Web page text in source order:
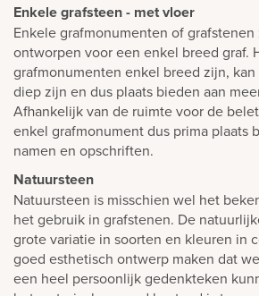
Enkele grafsteen - met vloer
Enkele grafmonumenten of
ontworpen voor een enkel breed graf.
grafmonumenten enkel breed zijn,
diep zijn en dus plaats bieden aan
Afhankelijk van de ruimte voor de
enkel grafmonument dus prima plaats
namen en opschriften.
Natuursteen
Natuursteen is misschien wel het
het gebruik in grafstenen. De
grote variatie in soorten en kleuren in
goed esthetisch ontwerp maken dat
een heel persoonlijk gedenkteken